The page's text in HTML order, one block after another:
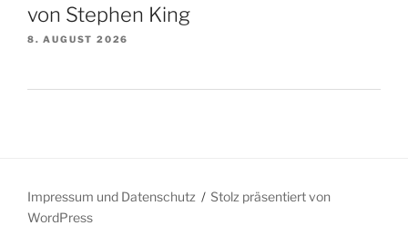
von Stephen King
8. AUGUST 2026
Impressum und Datenschutz
Stolz präsentiert von
WordPress